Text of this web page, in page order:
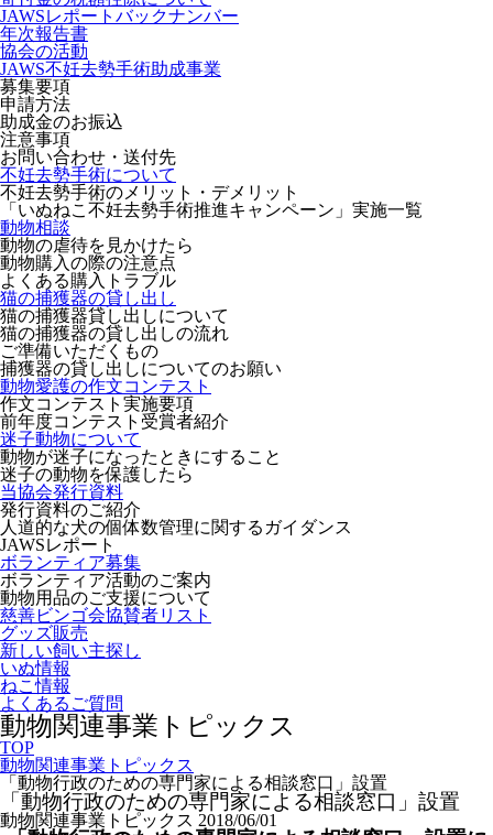
JAWSレポートバックナンバー
年次報告書
協会の活動
JAWS不妊去勢手術助成事業
募集要項
申請方法
助成金のお振込
注意事項
お問い合わせ・送付先
不妊去勢手術について
不妊去勢手術のメリット・デメリット
「いぬねこ不妊去勢手術推進キャンペーン」実施一覧
動物相談
動物の虐待を見かけたら
動物購入の際の注意点
よくある購入トラブル
猫の捕獲器の貸し出し
猫の捕獲器貸し出しについて
猫の捕獲器の貸し出しの流れ
ご準備いただくもの
捕獲器の貸し出しについてのお願い
動物愛護の作文コンテスト
作文コンテスト実施要項
前年度コンテスト受賞者紹介
迷子動物について
動物が迷子になったときにすること
迷子の動物を保護したら
当協会発行資料
発行資料のご紹介
人道的な犬の個体数管理に関するガイダンス
JAWSレポート
ボランティア募集
ボランティア活動のご案内
動物用品のご支援について
慈善ビンゴ会協賛者リスト
グッズ販売
新しい飼い主探し
いぬ情報
ねこ情報
よくあるご質問
動物関連事業トピックス
TOP
動物関連事業トピックス
「動物行政のための専門家による相談窓口」設置
「動物行政のための専門家による相談窓口」設置
動物関連事業トピックス 2018/06/01